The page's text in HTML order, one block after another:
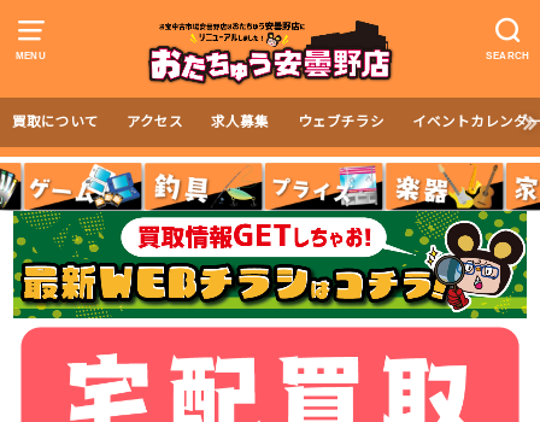
MENU SEARCH
買取について アクセス 求人募集 ウェブチラシ イベントカレンダ